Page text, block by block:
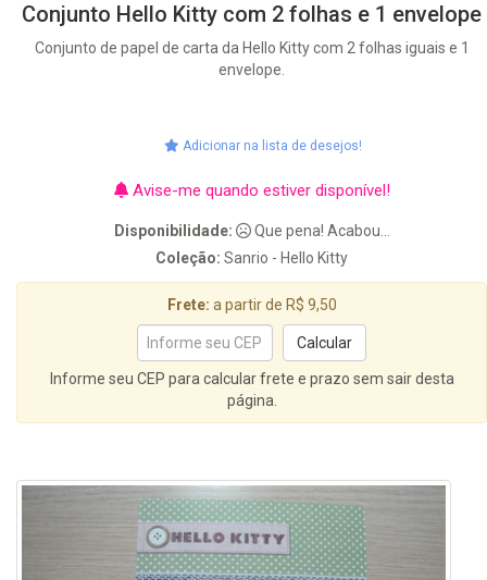
Conjunto Hello Kitty com 2 folhas e 1 envelope
Conjunto de papel de carta da Hello Kitty com 2 folhas iguais e 1
envelope.
Adicionar na lista de desejos!
Avise-me quando estiver disponível!
Disponibilidade:
Que pena! Acabou...
Coleção: Sanrio - Hello Kitty
Frete: a partir de R$ 9,50
Informe seu CEP para calcular frete e prazo sem sair desta
página.